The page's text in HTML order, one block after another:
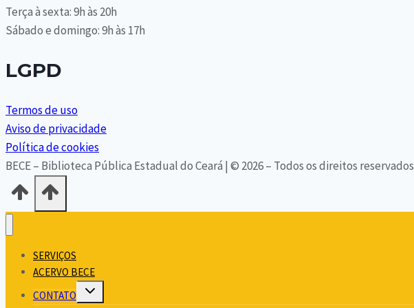
Terça à sexta: 9h às 20h
Sábado e domingo: 9h às 17h
LGPD
Termos de uso
Aviso de privacidade
Política de cookies
BECE – Biblioteca Pública Estadual do Ceará | © 2026 – Todos os direitos reservados
SERVIÇOS
ACERVO BECE
CONTATO
Alternar